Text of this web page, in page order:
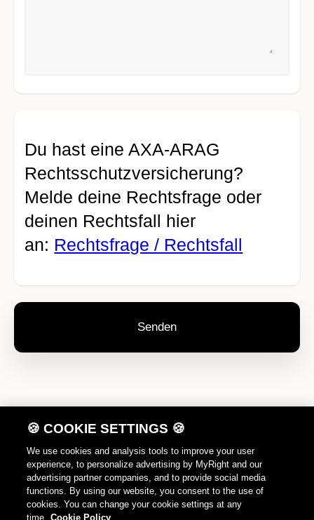
Du hast eine AXA-ARAG
Rechtsschutzversicherung?
Melde deine Rechtsfrage oder
deinen Rechtsfall hier
an: Rechtsfrage / Rechtsfall
DE
Datenschutz
Nutzungshinweise
Cookie Policy
🍪 COOKIE SETTINGS 🍪
We use cookies and analysis tools to improve your user
experience, to personalize advertising by MyRight and our
advertising partner companies, and to provide social media
functions. By using our website, you consent to the use of
cookies. You can change your cookie settings at any
time.
Cookie Policy